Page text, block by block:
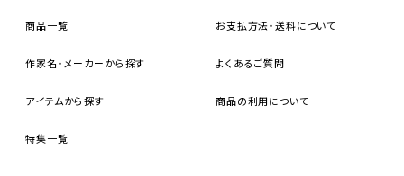
商品一覧
作家名・メーカーから探す
アイテムから探す
特集一覧
お支払方法・送料について
よくあるご質問
商品の利用について